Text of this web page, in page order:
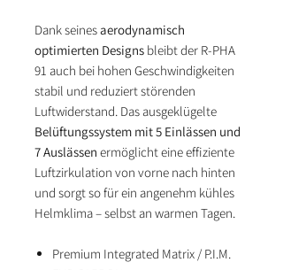
Dank seinesaerodynamisch
optimierten Designs bleibt der R-PHA
91 auch bei hohen Geschwindigkeiten
stabil und reduziert störenden
Luftwiderstand. Das ausgeklügelte
Belüftungssystem mit 5 Einlässen und
7 Auslässen ermöglicht eine effiziente
Luftzirkulation von vorne nach hinten
und sorgt so für ein angenehm kühles
Helmklima – selbst an warmen Tagen.
Premium Integrated Matrix / P.I.M.